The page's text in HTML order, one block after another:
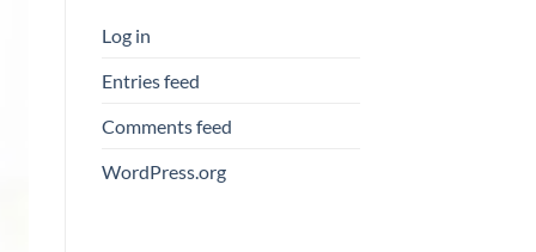
Log in
Entries feed
Comments feed
WordPress.org